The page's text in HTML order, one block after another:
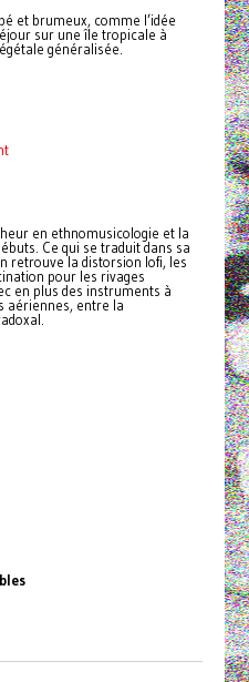
et brumeux, comme l’idée
sur une île tropicale à
généralisée.
en ethnomusicologie et la
Ce qui se traduit dans sa
retrouve la distorsion lofi, les
pour les rivages
en plus des instruments à
aériennes, entre la